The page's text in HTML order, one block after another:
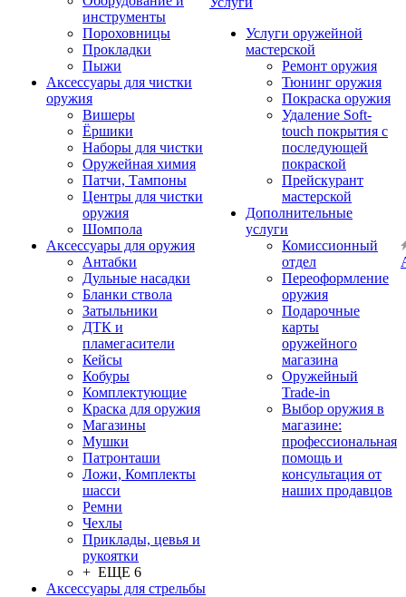
инструменты
Пороховницы
Прокладки
Пыжи
Аксессуары для чистки
оружия
Вишеры
Ёршики
Наборы для чистки
Оружейная химия
Патчи, Тампоны
Центры для чистки
оружия
Шомпола
Аксессуары для оружия
Антабки
Дульные насадки
Бланки ствола
Затыльники
ДТК и
пламегасители
Кейсы
Кобуры
Комплектующие
Краска для оружия
Магазины
Мушки
Патронташи
Ложи, Комплекты
шасси
Ремни
Чехлы
Приклады, цевья и
рукоятки
+ ЕЩЕ 6
Аксессуары для стрельбы
Услуги оружейной
мастерской
Ремонт оружия
Тюнинг оружия
Покраска оружия
Удаление Soft-
touch покрытия с
последующей
покраской
Прейскурант
мастерской
Дополнительные
услуги
Комиссионный
отдел
Переоформление
оружия
Подарочные
карты
оружейного
магазина
Оружейный
Trade-in
Выбор оружия в
магазине:
профессиональная
помощь и
консультация от
наших продавцов